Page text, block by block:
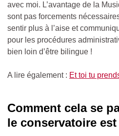
avec moi. L’avantage de la
sont pas forcements
sentir plus à l’aise et
pour les procédures
bien loin d’être bilingue !
A lire également : Et toi tu
Comment cela se
le conservatoire